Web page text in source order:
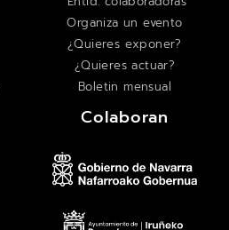
Organiza un evento
¿Quieres exponer?
¿Quieres actuar?
Boletin mensual
Colaboran